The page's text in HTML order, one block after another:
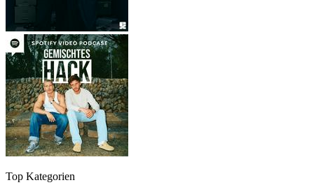
Top Kategorien